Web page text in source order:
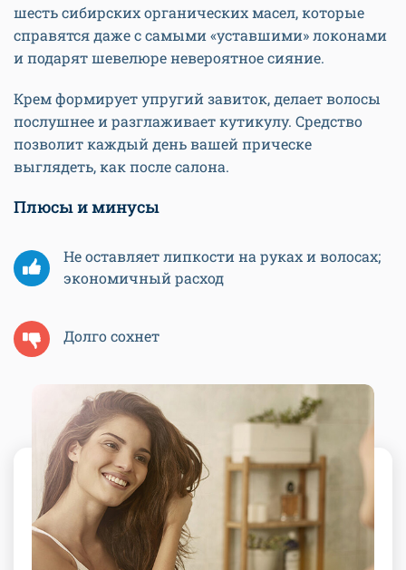
шесть сибирских органических масел, которые
справятся даже с самыми «уставшими» локонами
и подарят шевелюре невероятное сияние.
Крем формирует упругий завиток, делает волосы
послушнее и разглаживает кутикулу. Средство
позволит каждый день вашей прическе
выглядеть, как после салона.
Плюсы и минусы
Не оставляет липкости на руках и волосах;
экономичный расход
Долго сохнет